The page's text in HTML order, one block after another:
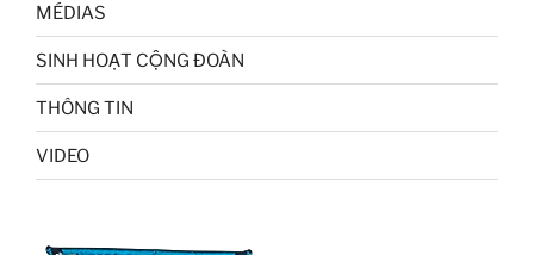
MÉDIAS
SINH HOẠT CỘNG ĐOÀN
THÔNG TIN
VIDEO